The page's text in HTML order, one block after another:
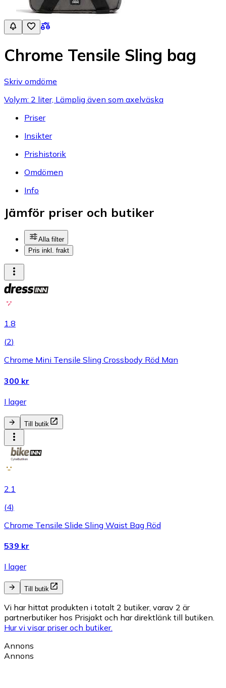
Chrome Tensile Sling bag
Skriv omdöme
Volym: 2 liter, Lämplig även som axelväska
Priser
Insikter
Prishistorik
Omdömen
Info
Jämför priser och butiker
Alla filter
Pris inkl. frakt
1.8
(2)
Chrome Mini Tensile Sling Crossbody Röd Man
300 kr
I lager
Till butik
2.1
(4)
Chrome Tensile Slide Sling Waist Bag Röd
539 kr
I lager
Till butik
Vi har hittat produkten i totalt 2 butiker, varav 2 är
partnerbutiker hos Prisjakt och har direktlänk till butiken.
Hur vi visar priser och butiker.
Annons
Annons